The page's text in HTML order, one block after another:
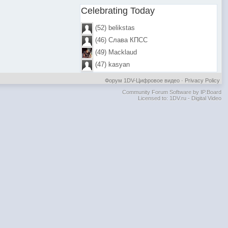
Celebrating Today
(52) belikstas
(46) Слава КПСС
(49) Macklaud
(47) kasyan
Privacy Policy
Форум 1DV-Цифровое видео·
Community Forum Software by IP.Board
Licensed to: 1DV.ru - Digital Video